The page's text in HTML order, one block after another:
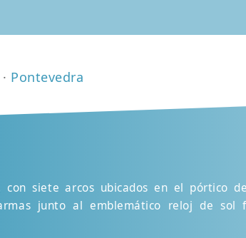
Pontevedra
con siete arcos ubicados en el pórtico
junto al emblemático reloj de sol